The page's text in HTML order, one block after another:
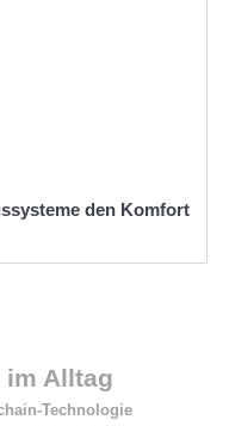
den Komfort
Alltag
Technologie